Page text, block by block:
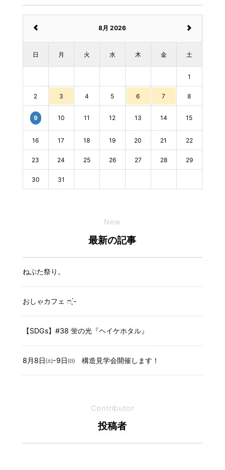
8月 2026
日 月 火 水 木 金 土
1
2 3 4 5 6 7 8
9 10 11 12 13 14 15
16 17 18 19 20 21 22
23 24 25 26 27 28 29
30 31
New
最新の記事
ねぶた祭り。
おしゃカフェ ෆ ̖́-
【SDGs】#38 蛍の光『ヘイケホタル』
8月8日㈯-9日㈰ 構造見学会開催します！
Contributor
投稿者